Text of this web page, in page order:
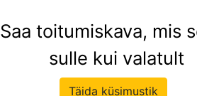
Saa toitumiskava, mis
sulle kui valatult
Täida küsimustik